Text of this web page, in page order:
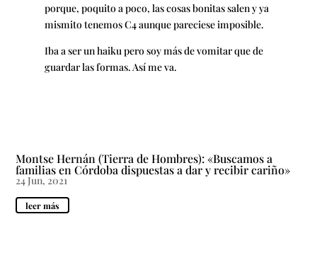
porque, poquito a poco, las cosas bonitas salen y ya
mismito tenemos C4 aunque pareciese imposible.
Iba a ser un haiku pero soy más de vomitar que de
guardar las formas. Así me va.
Montse Hernán (Tierra de Hombres): «Buscamos a
familias en Córdoba dispuestas a dar y recibir cariño»
24 Jun, 2021
leer más